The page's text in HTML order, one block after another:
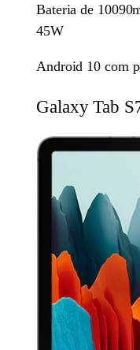
Bateria de
45W
Android 10 com
Galaxy Tab